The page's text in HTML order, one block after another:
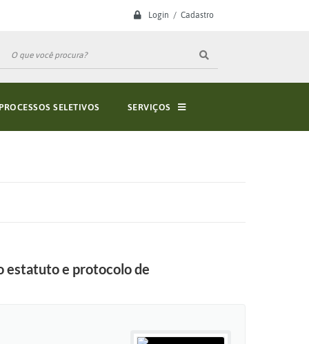
Login / Cadastro
SELETIVOS SERVIÇOS
estatuto e protocolo de